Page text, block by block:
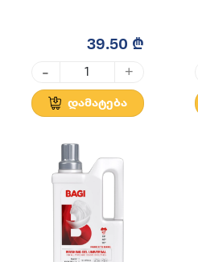
39.50 ₾
- +
დამატება